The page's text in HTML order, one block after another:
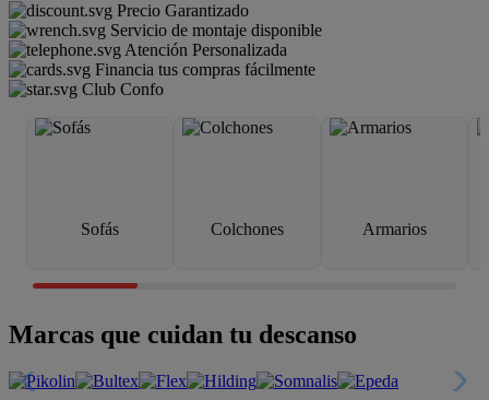
Precio Garantizado
Servicio de montaje disponible
Atención Personalizada
Financia tus compras fácilmente
Club Confo
Sofás Colchones Armarios
Marcas que cuidan tu descanso